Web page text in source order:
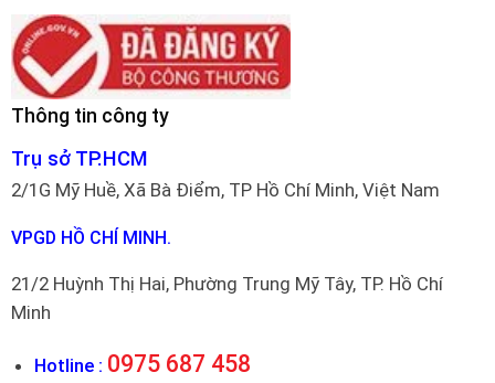
Thông tin công ty
Trụ sở TP.HCM
2/1G Mỹ Huề, Xã Bà Điểm, TP Hồ Chí Minh, Việt Nam
VPGD HỒ CHÍ MINH.
21/2 Huỳnh Thị Hai, Phường Trung Mỹ Tây, TP. Hồ Chí
Minh
Hotline : 0975 687 458